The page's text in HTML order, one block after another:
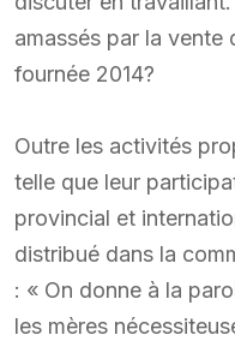
amassés par la vente
fournée 2014?
Outre les activités
telle que leur
provincial et
distribué dans la
: « On donne à la
les mères